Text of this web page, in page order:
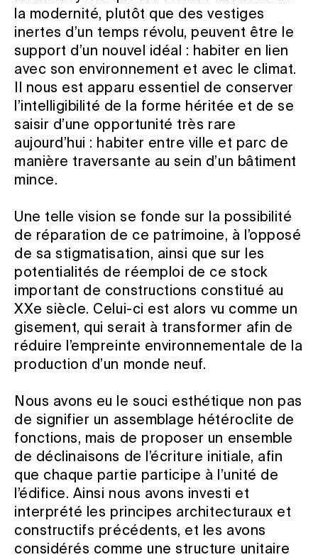
la modernité, plutôt que des vestiges
inertes d’un temps révolu, peuvent être le
support d’un nouvel idéal : habiter en lien
avec son environnement et avec le climat.
Il nous est apparu essentiel de conserver
l’intelligibilité de la forme héritée et de se
saisir d’une opportunité très rare
aujourd’hui : habiter entre ville et parc de
manière traversante au sein d’un bâtiment
mince.
Une telle vision se fonde sur la possibilité
de réparation de ce patrimoine, à l’opposé
de sa stigmatisation, ainsi que sur les
potentialités de réemploi de ce stock
important de constructions constitué au
XXe siècle. Celui-ci est alors vu comme un
gisement, qui serait à transformer afin de
réduire l’empreinte environnementale de la
production d’un monde neuf.
Nous avons eu le souci esthétique non pas
de signifier un assemblage hétéroclite de
fonctions, mais de proposer un ensemble
de déclinaisons de l’écriture initiale, afin
que chaque partie participe à l’unité de
l’édifice. Ainsi nous avons investi et
interprété les principes architecturaux et
constructifs précédents, et les avons
considérés comme une structure unitaire